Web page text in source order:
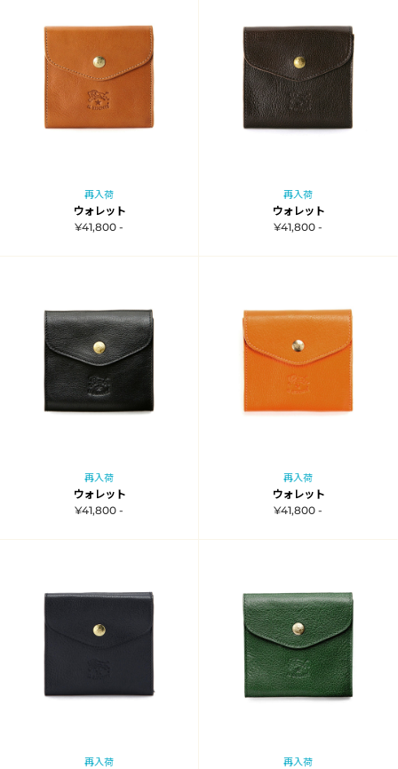
再入荷
ウォレット
¥41,800 -
再入荷
ウォレット
¥41,800 -
再入荷
ウォレット
¥41,800 -
再入荷
ウォレット
¥41,800 -
再入荷 再入荷